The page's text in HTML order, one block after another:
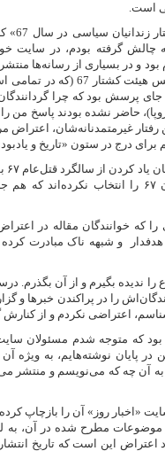
است.
گرفته بودم، در سایت
قتل‌عام بود و در بسیاری از رسانه‌ها
حتی از درج مقاله ای که در آن به تصحیح
پرسش بود که چرا
حاضر نشده بودند پاسخ من
رفتار غیرمتمدنانه‌شان، اعتراض
برای درج در ستون «تاریخ و
مطلب، یکی از مقاله‌های مفصل‌ام پیرامون کشتار تابستان
که خوانندگان مقاله در
و شبهه ناک مبادرت
ندیده بگیرم و از آن بگذرم.
را در پراکندن خبرها و
اعتراضی نکردم و از
که متوجه شدم مسئولان
پایان نوشته‌‌هایم، به ویژه
چه که می‌نویسم و منتشر
و موضوعات مطرح شده در آن،